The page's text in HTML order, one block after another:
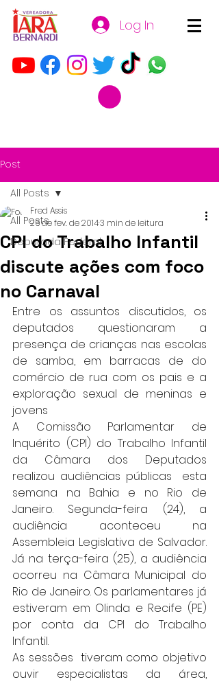
Log In
Post
All Posts
Deputada Federal
All Posts
CPI do Trabalho Infantil
discute ações com foco
no Carnaval
Fred Assis
26 de fev. de 20143 min de leitura
Entre os assuntos discutidos, os
deputados questionaram a
presença de crianças nas escolas
de samba, em barracas de do
comércio de rua com os pais e a
exploração sexual de meninas e
jovens
A Comissão Parlamentar de
Inquérito (CPI) do Trabalho Infantil
da Câmara dos Deputados
realizou audiências públicas  esta
semana na Bahia e no Rio de
Janeiro. Segunda-feira (24), a
audiência aconteceu na
Assembleia Legislativa de Salvador.
Já na terça-feira (25), a audiência
ocorreu na Câmara Municipal do
Rio de Janeiro. Os parlamentares já
estiveram em Olinda e Recife (PE)
por conta da CPI do Trabalho
Infantil.
As sessões  tiveram como objetivo
ouvir especialistas da área,